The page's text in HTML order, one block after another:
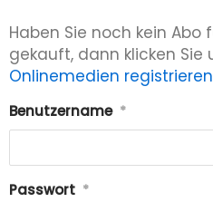
Haben Sie noch kein Abo
gekauft, dann klicken Sie
Onlinemedien
Benutzername *
Passwort *